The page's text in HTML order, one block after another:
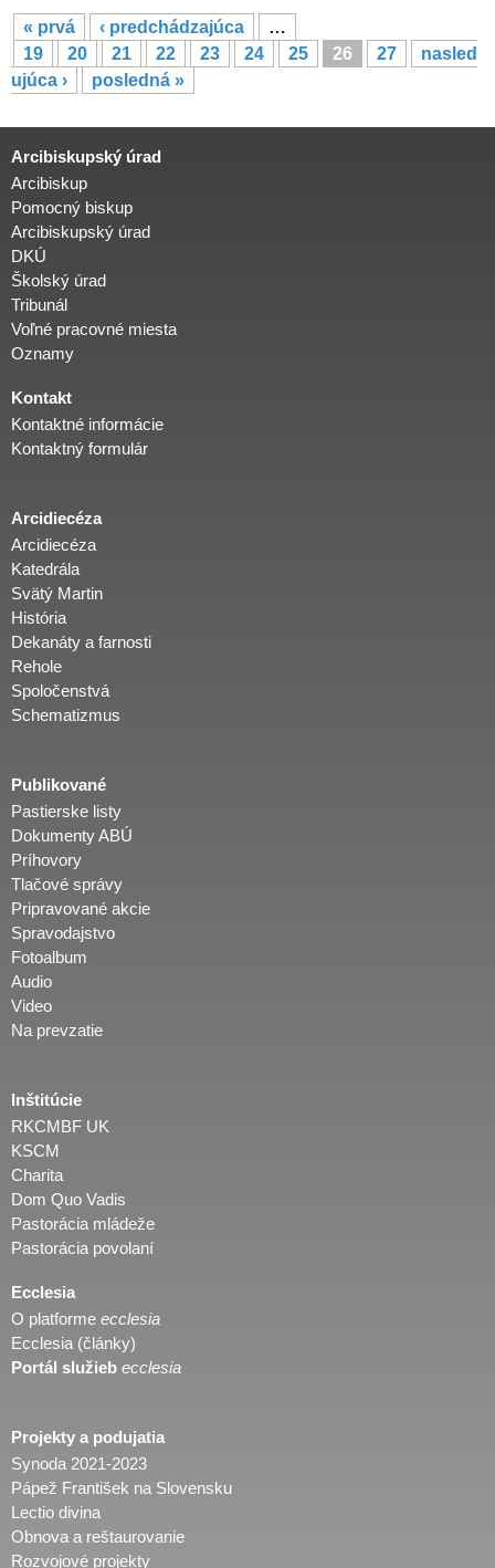
S
t
r
á
n
k
y
« prvá ‹ predchádzajúca
…
19
20 21 22 23 24 25 26 27
nasled
ujúca ›
posledná »
Arcibiskupský úrad
Arcibiskup
Pomocný biskup
Arcibiskupský úrad
DKÚ
Školský úrad
Tribunál
Voľné pracovné miesta
Oznamy
Kontakt
Kontaktné informácie
Kontaktný formulár
Arcidiecéza
Arcidiecéza
Katedrála
Svätý Martin
História
Dekanáty a farnosti
Rehole
Spoločenstvá
Schematizmus
Publikované
Pastierske listy
Dokumenty ABÚ
Príhovory
Tlačové správy
Pripravované akcie
Spravodajstvo
Fotoalbum
Audio
Video
Na prevzatie
Inštitúcie
RKCMBF UK
KSCM
Charita
Dom Quo Vadis
Pastorácia mládeže
Pastorácia povolaní
Ecclesia
O platforme ecclesia
Ecclesia (články)
Portál služieb ecclesia
Projekty a podujatia
Synoda 2021-2023
Pápež František na Slovensku
Lectio divina
Obnova a reštaurovanie
Rozvojové projekty